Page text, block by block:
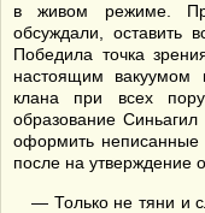
в живом режиме.
обсуждали, оставить
Победила точка
настоящим
клана при всех
образование Синьагил
оформить неписанные
после на утверждение
— Только не тяни и